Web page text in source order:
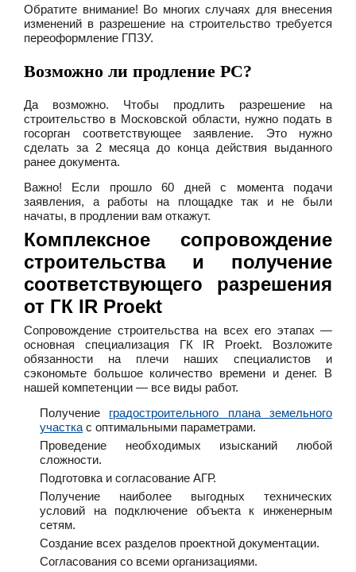
Обратите внимание! Во многих случаях для внесения
изменений в разрешение на строительство требуется
переоформление ГПЗУ.
Возможно ли продление РС?
Да возможно. Чтобы продлить разрешение на
строительство в Московской области, нужно подать в
госорган соответствующее заявление. Это нужно
сделать за 2 месяца до конца действия выданного
ранее документа.
Важно! Если прошло 60 дней с момента подачи
заявления, а работы на площадке так и не были
начаты, в продлении вам откажут.
Комплексное сопровождение
строительства и получение
соответствующего разрешения
от ГК IR Proekt
Сопровождение строительства на всех его этапах —
основная специализация ГК IR Proekt. Возложите
обязанности на плечи наших специалистов и
сэкономьте большое количество времени и денег. В
нашей компетенции — все виды работ.
Получение градостроительного плана земельного
участка с оптимальными параметрами.
Проведение необходимых изысканий любой
сложности.
Подготовка и согласование АГР.
Получение наиболее выгодных технических
условий на подключение объекта к инженерным
сетям.
Создание всех разделов проектной документации.
Согласования со всеми организациями.